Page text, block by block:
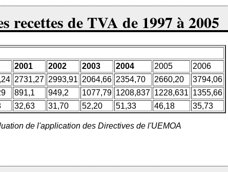
recettes de TVA de 1997 à 2005
2001 2002 2003 2004 2005
2006
2731,27 2993,91 2064,66 2354,70 2660,20
3794,06
891,1 949,2 1077,79 1208,837 1228,631 1355,66
32,63 31,70 52,20 51,33 46,18 35,73
de l'application des Directives de l'UEMOA